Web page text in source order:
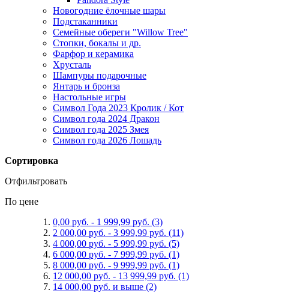
Новогодние ёлочные шары
Подстаканники
Семейные обереги "Willow Tree"
Стопки, бокалы и др.
Фарфор и керамика
Хрусталь
Шампуры подарочные
Янтарь и бронза
Настольные игры
Символ Года 2023 Кролик / Кот
Символ года 2024 Дракон
Символ года 2025 Змея
Символ года 2026 Лошадь
Сортировка
Отфильтровать
По цене
0,00 руб. - 1 999,99 руб. (3)
2 000,00 руб. - 3 999,99 руб. (11)
4 000,00 руб. - 5 999,99 руб. (5)
6 000,00 руб. - 7 999,99 руб. (1)
8 000,00 руб. - 9 999,99 руб. (1)
12 000,00 руб. - 13 999,99 руб. (1)
14 000,00 руб. и выше (2)